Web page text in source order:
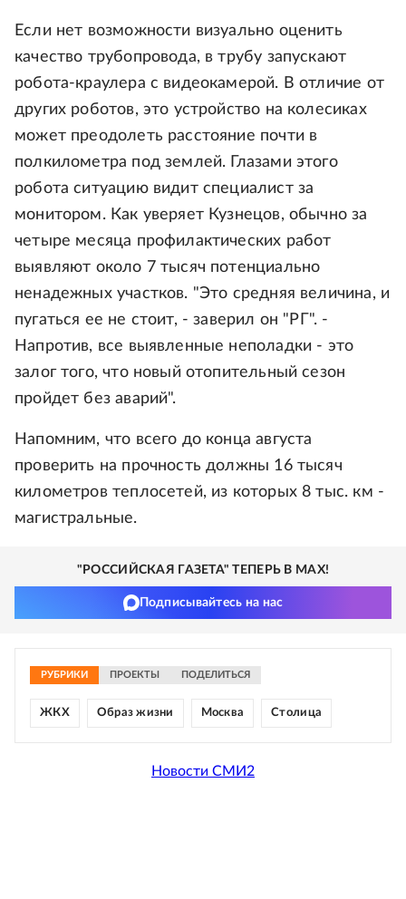
Если нет возможности визуально оценить
качество трубопровода, в трубу запускают
робота-краулера с видеокамерой. В отличие от
других роботов, это устройство на колесиках
может преодолеть расстояние почти в
полкилометра под землей. Глазами этого
робота ситуацию видит специалист за
монитором. Как уверяет Кузнецов, обычно за
четыре месяца профилактических работ
выявляют около 7 тысяч потенциально
ненадежных участков. "Это средняя величина, и
пугаться ее не стоит, - заверил он "РГ". -
Напротив, все выявленные неполадки - это
залог того, что новый отопительный сезон
пройдет без аварий".
Напомним, что всего до конца августа
проверить на прочность должны 16 тысяч
километров теплосетей, из которых 8 тыс. км -
магистральные.
"РОССИЙСКАЯ ГАЗЕТА" ТЕПЕРЬ В MAX!
Подписывайтесь на нас
РУБРИКИ ПРОЕКТЫ ПОДЕЛИТЬСЯ
ЖКХ Образ жизни Москва Столица
Новости СМИ2